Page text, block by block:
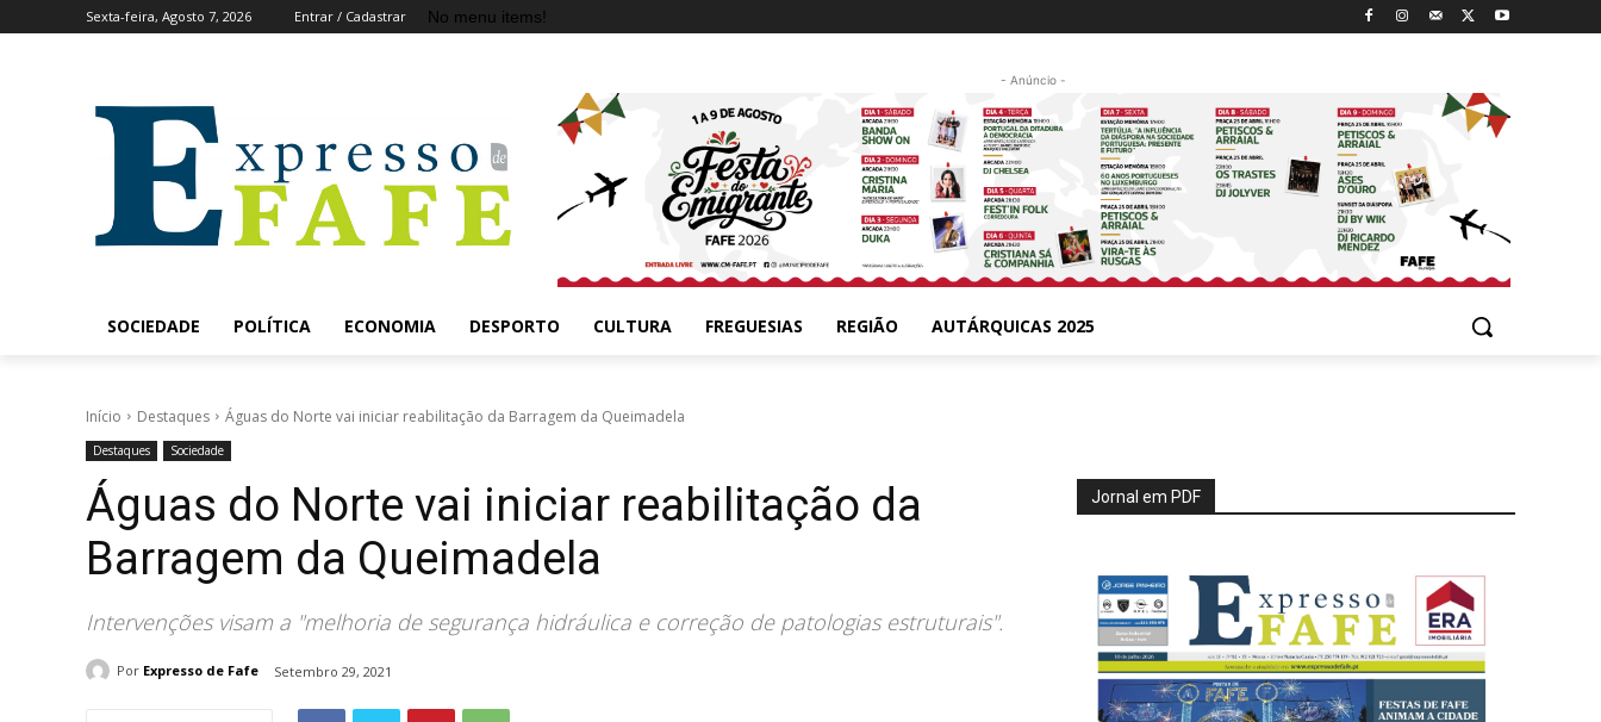
Sexta-feira, Agosto 7, 2026 Entrar / Cadastrar No menu items!
- Anúncio -
SOCIEDADE POLÍTICA ECONOMIA DESPORTO CULTURA FREGUESIAS REGIÃO AUTÁRQUICAS 2025
Início Destaques Águas do Norte vai iniciar reabilitação da Barragem da Queimadela
Destaques Sociedade
Águas do Norte vai iniciar reabilitação da
Barragem da Queimadela
Intervenções visam a "melhoria de segurança hidráulica e correção de patologias estruturais".
Por Expresso de Fafe Setembro 29, 2021
Jornal em PDF